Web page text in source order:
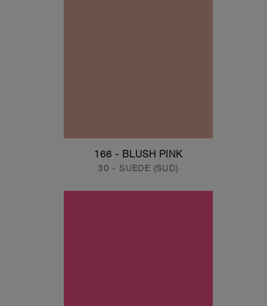
166 - BLUSH PINK
30 - SUEDE (SUD)